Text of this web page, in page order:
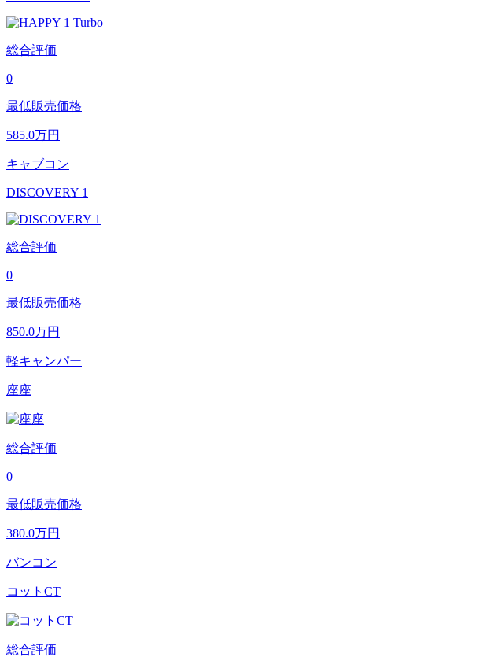
総合評価
0
最低販売価格
585.0万円
キャブコン
DISCOVERY 1
総合評価
0
最低販売価格
850.0万円
軽キャンパー
座座
総合評価
0
最低販売価格
380.0万円
バンコン
コットCT
総合評価